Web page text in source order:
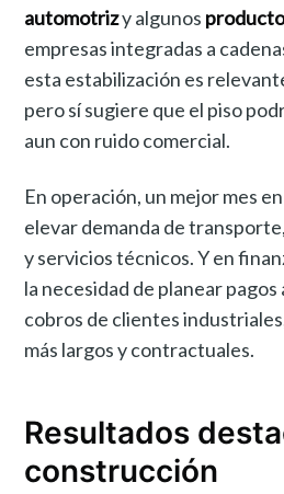
automotrizy algunos
empresas integradas a
esta estabilización es
pero sí sugiere que el piso
aun con ruido comercial.
En operación, un mejor mes
elevar demanda de
y servicios técnicos. Y en
la necesidad de planear
cobros de clientes
más largos y contractuales.
Resultados
construcción